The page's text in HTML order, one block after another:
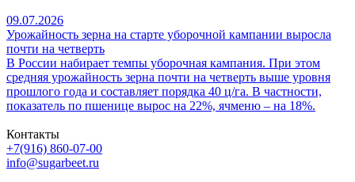
09.07.2026
Урожайность зерна на старте уборочной кампании выросла
почти на четверть
В России набирает темпы уборочная кампания. При этом
средняя урожайность зерна почти на четверть выше уровня
прошлого года и составляет порядка 40 ц/га. В частности,
показатель по пшенице вырос на 22%, ячменю – на 18%.
Контакты
+7(916) 860-07-00
info@sugarbeet.ru